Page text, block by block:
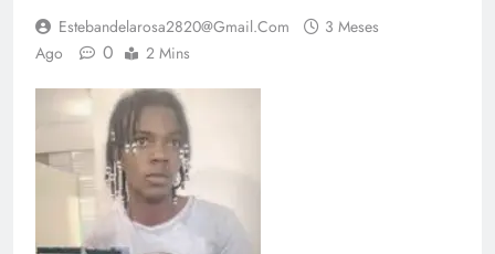
Estebandelarosa2820@gmail.com
3 Meses
Ago
0 2 Mins